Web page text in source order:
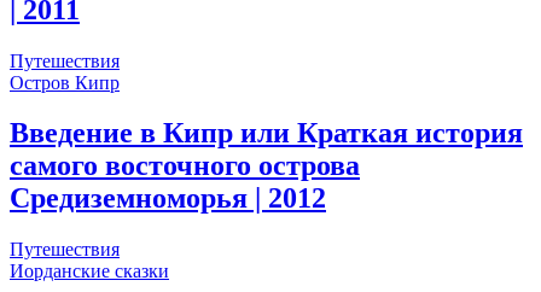
| 2011
Путешествия
Остров Кипр
Введение в Кипр или Краткая история
самого восточного острова
Средиземноморья | 2012
Путешествия
Иорданские сказки